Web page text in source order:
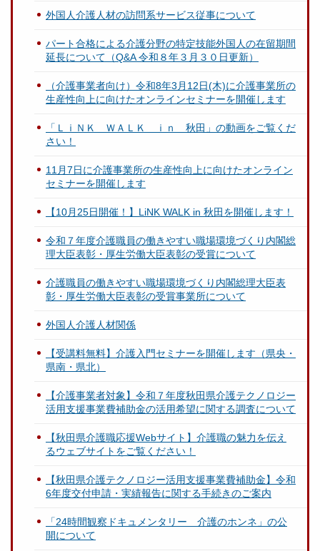
外国人介護人材の訪問系サービス従事について
パート合格による介護分野の特定技能外国人の在留期間
延長について（Q&A 令和８年３月３０日更新）
（介護事業者向け）令和8年3月12日(木)に介護事業所の
生産性向上に向けたオンラインセミナーを開催します
「ＬｉＮＫ ＷＡＬＫ ｉｎ 秋田」の動画をご覧くだ
さい！
11月7日に介護事業所の生産性向上に向けたオンライン
セミナーを開催します
【10月25日開催！】LiNK WALK in 秋田を開催します！
令和７年度介護職員の働きやすい職場環境づくり内閣総
理大臣表彰・厚生労働大臣表彰の受賞について
介護職員の働きやすい職場環境づくり内閣総理大臣表
彰・厚生労働大臣表彰の受賞事業所について
外国人介護人材関係
【受講料無料】介護入門セミナーを開催します（県央・
県南・県北）
【介護事業者対象】令和７年度秋田県介護テクノロジー
活用支援事業費補助金の活用希望に関する調査について
【秋田県介護職応援Webサイト】介護職の魅力を伝え
るウェブサイトをご覧ください！
【秋田県介護テクノロジー活用支援事業費補助金】令和
6年度交付申請・実績報告に関する手続きのご案内
「24時間観察ドキュメンタリー 介護のホンネ」の公
開について